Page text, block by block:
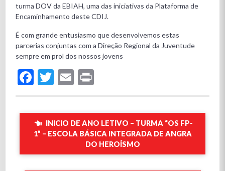
turma DOV da EBIAH, uma das iniciativas da Plataforma de
Encaminhamento deste CDIJ.
É com grande entusiasmo que desenvolvemos estas
parcerias conjuntas com a Direção Regional da Juventude
sempre em prol dos nossos jovens
Facebook
Twitter
Email
INICIO DE ANO LETIVO – TURMA “OS FP-
1” – ESCOLA BÁSICA INTEGRADA DE ANGRA
DO HEROÍSMO